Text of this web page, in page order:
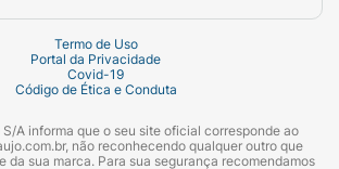
Drogaria Araujo.
300 ml.
Barras (EAN):
7898645400834.
Termo de Uso
Portal da Privacidade
Covid-19
Código de Ética e Conduta
S/A informa que o seu site oficial corresponde ao
não reconhecendo qualquer outro que
da sua marca. Para sua segurança recomendamos